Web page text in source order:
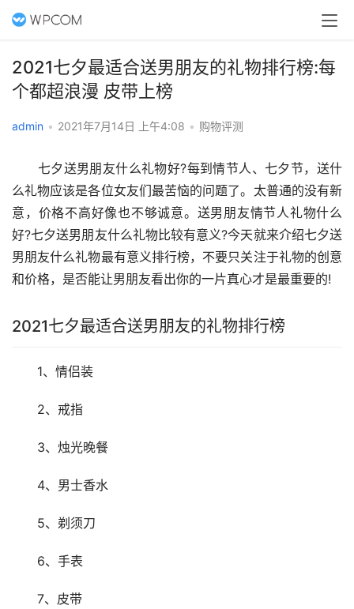
2021七夕最适合送男朋友的礼物排行榜:每
个都超浪漫 皮带上榜
admin • 2021年7月14日 上午4:08 • 购物评测
七夕送男朋友什么礼物好?每到情节人、七夕节，送什
么礼物应该是各位女友们最苦恼的问题了。太普通的没有新
意，价格不高好像也不够诚意。送男朋友情节人礼物什么
好?七夕送男朋友什么礼物比较有意义?今天就来介绍七夕送
男朋友什么礼物最有意义排行榜，不要只关注于礼物的创意
和价格，是否能让男朋友看出你的一片真心才是最重要的!
2021七夕最适合送男朋友的礼物排行榜
1、情侣装
2、戒指
3、烛光晚餐
4、男士香水
5、剃须刀
6、手表
7、皮带